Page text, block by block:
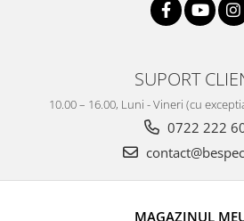
SUPORT
10.00 – 16.00, Luni - Vineri (cu
0722 222
MAGAZINUL